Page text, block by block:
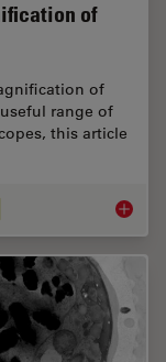
of
of
range of
this article